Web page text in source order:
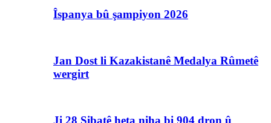
Îspanya bû şampiyon 2026
Jan Dost li Kazakistanê Medalya Rûmetê
wergirt